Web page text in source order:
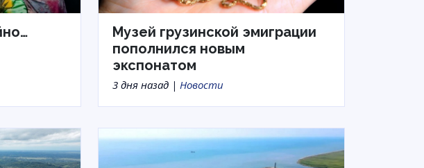
Музей грузинской эмиграции
пополнился новым
экспонатом
3 дня назад | Новости